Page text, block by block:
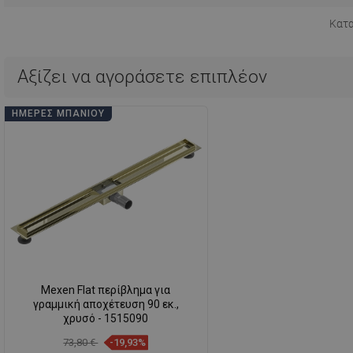
Αξίζει να αγοράσετε επιπλέον
ΗΜΈΡΕΣ ΜΠΆΝΙΟΥ
Mexen Flat περίβλημα για
γραμμική αποχέτευση 90 εκ.,
χρυσό - 1515090
73,80 € -19,93%